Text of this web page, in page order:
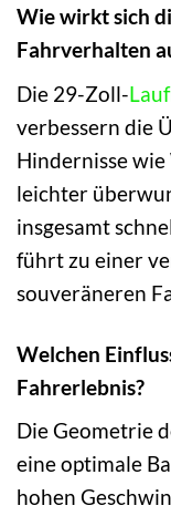
Wie wirkt sich
Fahrverhalten
Die 29-Zoll-
verbessern die
Hindernisse
leichter
insgesamt
führt zu einer
souveräneren
Welchen
Fahrerlebnis?
Die Geometrie
eine optimale
hohen